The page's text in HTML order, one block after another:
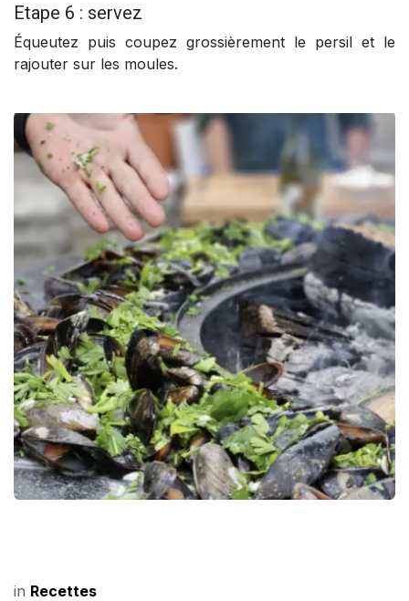
Etape 6 : servez
Équeutez puis coupez grossièrement le persil et le
rajouter sur les moules.
in Recettes